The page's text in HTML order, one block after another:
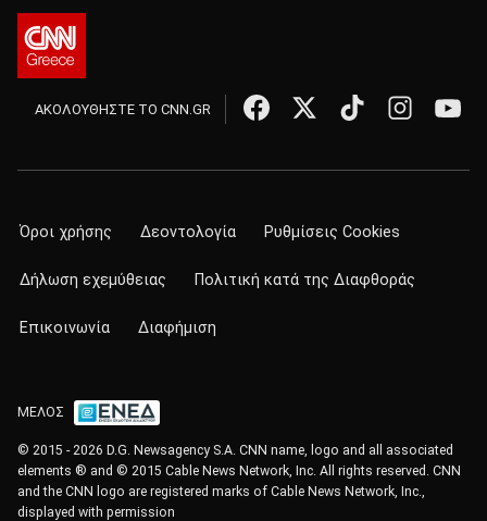
ΑΚΟΛΟΥΘΗΣΤΕ ΤΟ CNN.GR
Όροι χρήσης Δεοντολογία Ρυθμίσεις Cookies
Δήλωση εχεμύθειας Πολιτική κατά της Διαφθοράς
Επικοινωνία Διαφήμιση
ΜΕΛΟΣ
© 2015 - 2026 D.G. Newsagency S.A. CNN name, logo and all associated
elements ® and © 2015 Cable News Network, Inc. All rights reserved. CNN
and the CNN logo are registered marks of Cable News Network, Inc.,
displayed with permission